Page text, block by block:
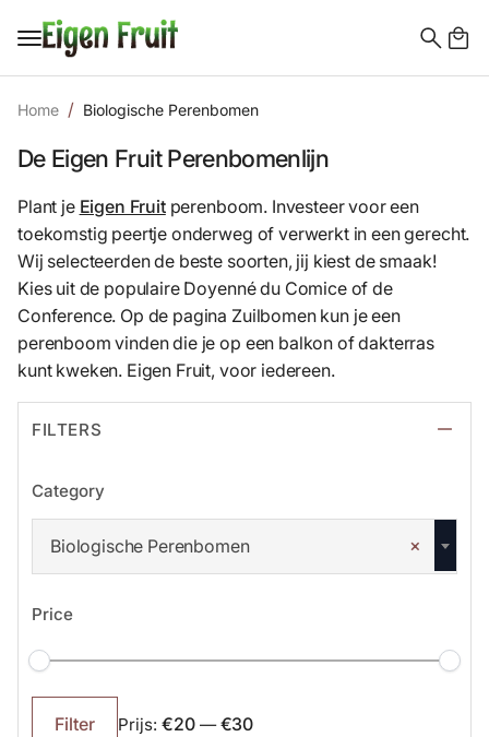
Home Biologische Perenbomen
De Eigen Fruit Perenbomenlijn
Plant je Eigen Fruitperenboom. Investeer voor een
toekomstig peertje onderweg of verwerkt in een gerecht.
Wij selecteerden de beste soorten, jij kiest de smaak!
Kies uit de populaire Doyenné du Comice of de
Conference. Op de pagina Zuilbomen kun je een
perenboom vinden die je op een balkon of dakterras
kunt kweken. Eigen Fruit, voor iedereen.
FILTERS
Category
×
Biologische Perenbomen
Price
Min.
prijs
Max.
prijsFilter Prijs: €20—€30